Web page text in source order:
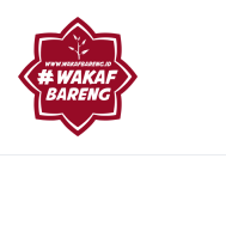
konten